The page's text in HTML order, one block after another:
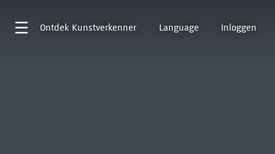
Ontdek Kunstverkenner Language Inloggen